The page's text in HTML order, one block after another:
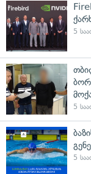
5
5
5